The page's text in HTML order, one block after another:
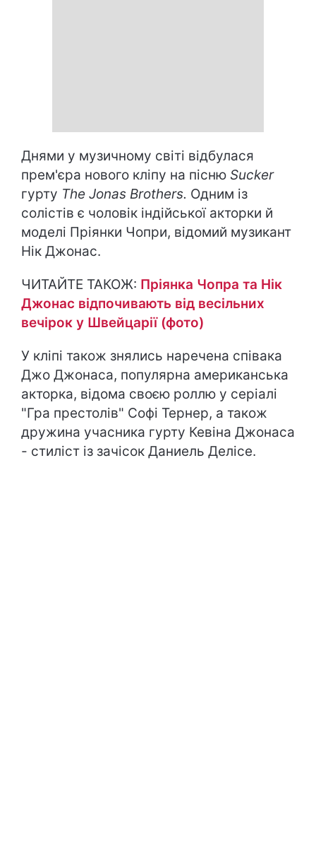
Днями у музичному світі відбулася
прем'єра нового кліпу на пісню Sucker
гурту The Jonas Brothers. Одним із
солістів є чоловік індійської акторки й
моделі Пріянки Чопри, відомий музикант
Нік Джонас.
ЧИТАЙТЕ ТАКОЖ: Пріянка Чопра та Нік
Джонас відпочивають від весільних
вечірок у Швейцарії (фото)
У кліпі також знялись наречена співака
Джо Джонаса, популярна американська
акторка, відома своєю роллю у серіалі
"Гра престолів" Софі Тернер, а також
дружина учасника гурту Кевіна Джонаса
- стиліст із зачісок Даниель Делісе.